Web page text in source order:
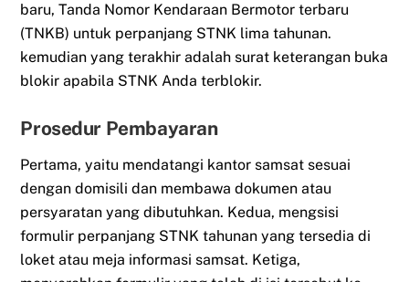
baru, Tanda Nomor Kendaraan Bermotor terbaru
(TNKB) untuk perpanjang STNK lima tahunan.
kemudian yang terakhir adalah surat keterangan buka
blokir apabila STNK Anda terblokir.
Prosedur Pembayaran
Pertama, yaitu mendatangi kantor samsat sesuai
dengan domisili dan membawa dokumen atau
persyaratan yang dibutuhkan. Kedua, mengsisi
formulir perpanjang STNK tahunan yang tersedia di
loket atau meja informasi samsat. Ketiga,